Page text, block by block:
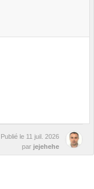
Publié le 11 juil. 2026
par jejehehe